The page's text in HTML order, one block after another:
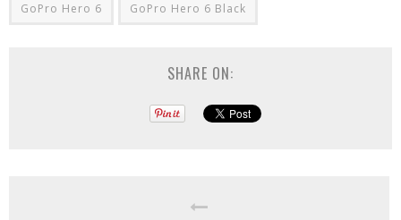
GoPro Hero 6 GoPro Hero 6 Black
SHARE ON: